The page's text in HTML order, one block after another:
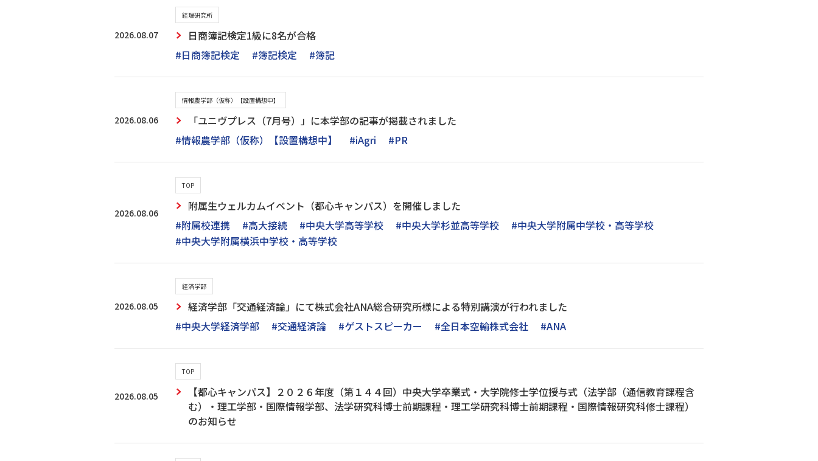
2026.08.07
経理研究所
日商簿記検定1級に8名が合格
#日商簿記検定
#簿記検定 #簿記
2026.08.06
情報農学部（仮称）【設置構想中】
「ユニヴプレス（7月号）」に本学部の記事が掲載されました
#情報農学部（仮称）【設置構想中】
#iAgri #PR
2026.08.06
TOP
附属生ウェルカムイベント（都心キャンパス）を開催しました
#附属校連携
#高大接続 #中央大学高等学校 #中央大学杉並高等学校
#中央大学附属中学校・高等学校
#中央大学附属横浜中学校・高等学校
2026.08.05
経済学部
経済学部「交通経済論」にて株式会社ANA総合研究所様による特別講演が行われました
#中央大学経済学部
#交通経済論 #ゲストスピーカー #全日本空輸株式会社 #ANA
2026.08.05
TOP
【都心キャンパス】２０２６年度（第１４４回）中央大学卒業式・大学院修士学位授与式（法学部（通信教育課程含
む）・理工学部・国際情報学部、法学研究科博士前期課程・理工学研究科博士前期課程・国際情報研究科修士課程）
のお知らせ